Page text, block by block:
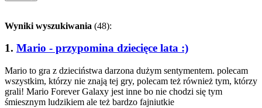
Wyniki wyszukiwania (48):
1. Mario - przypomina dziecięce lata :)
Mario to gra z dzieciństwa darzona dużym sentymentem. polecam
wszystkim, którzy nie znają tej gry, polecam też również tym, którzy
grali! Mario Forever Galaxy jest inne bo nie chodzi się tym
śmiesznym ludzikiem ale też bardzo fajniutkie